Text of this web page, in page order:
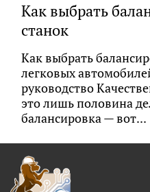
Как выбрать
станок
Как выбрать
легковых
руководство
это лишь половина
балансировка — вот...